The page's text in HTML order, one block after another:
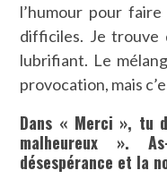
l’humour pour
difficiles. Je trouve
lubrifiant. Le
provocation, mais
Dans « Merci », tu
malheureux ».
désespérance et la